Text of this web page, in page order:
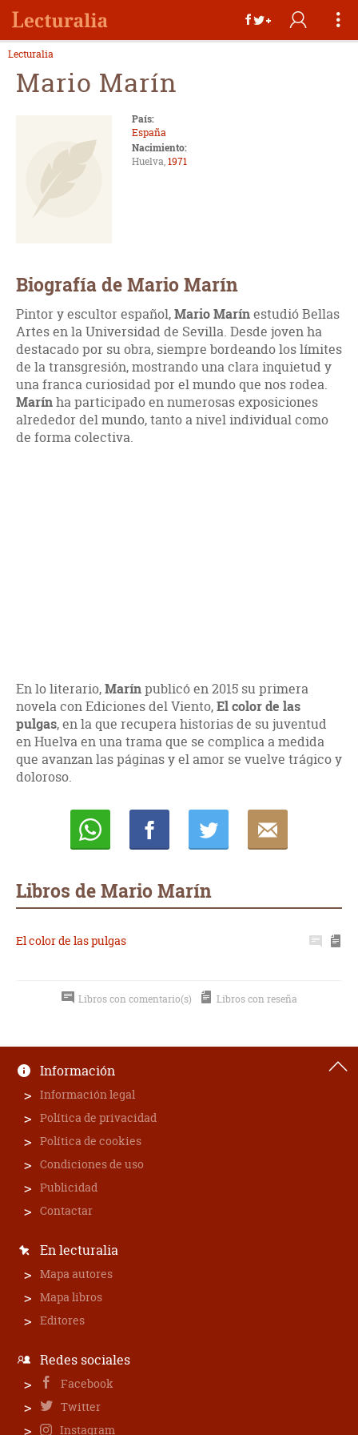
Lecturalia
Mario Marín
País:
España
Nacimiento:
Huelva,1971
Biografía de Mario Marín
Pintor y escultor español,Mario Marínestudió Bellas
Artes en la Universidad de Sevilla. Desde joven ha
destacado por su obra, siempre bordeando los límites
de la transgresión, mostrando una clara inquietud y
una franca curiosidad por el mundo que nos rodea.
Marínha participado en numerosas exposiciones
alrededor del mundo, tanto a nivel individual como
de forma colectiva.
En lo literario,Marínpublicó en 2015 su primera
novela con Ediciones del Viento,El color de las
pulgas, en la que recupera historias de su juventud
en Huelva en una trama que se complica a medida
que avanzan las páginas y el amor se vuelve trágico y
doloroso.
Libros de Mario Marín
El color de las pulgas
Libros con comentario(s) Libros con reseña
Información
Información legal
Política de privacidad
Política de cookies
Condiciones de uso
Publicidad
Contactar
En lecturalia
Mapa autores
Mapa libros
Editores
Redes sociales
Facebook
Twitter
Instagram